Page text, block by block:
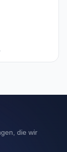
die wir